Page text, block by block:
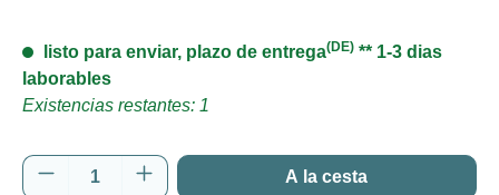
listo para enviar, plazo de entrega(DE) ** 1-3 dias
laborables
Existencias restantes: 1
Cantidad del producto: introduce la
A la cesta